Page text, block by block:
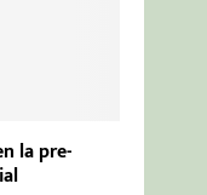
la pre-